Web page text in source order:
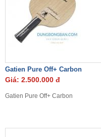
Gatien Pure Off+ Carbon
Giá: 2.500.000 đ
Gatien Pure Off+ Carbon